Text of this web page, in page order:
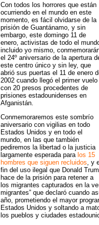
Con todos los horrores que están
ocurriendo en el mundo en este
momento, es fácil olvidarse de la
prisión de Guantánamo, y sin
embargo, este domingo 11 de
enero, activistas de todo el
incluido yo mismo,
el 24º aniversario de la apertura
este centro único y sin ley, que
abrió sus puertas el 11 de enero
2002 cuando llegó el primer vuelo
con 20 presos procedentes de
prisiones estadounidenses en
Afganistán.
Conmemoraremos este sombrío
aniversario con vigilias en todo
Estados Unidos y en todo el
mundo, en las que también
pediremos la libertad o la justicia
largamente esperada para los 15
hombres que siguen recluidos , y
fin del uso ilegal que Donald
hace de la prisión para retener a
los migrantes capturados en la
migrantes” que declaró cuando
año, prometiendo el mayor
Estados Unidos y soltando a
los pueblos y ciudades